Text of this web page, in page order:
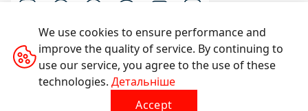
Напишіть нам
Усі права захищено © 2014-2026 CANYON
We use cookies to ensure performance and
improve the quality of service. By continuing to
use our service, you agree to the use of these
technologies. Детальніше
Accept